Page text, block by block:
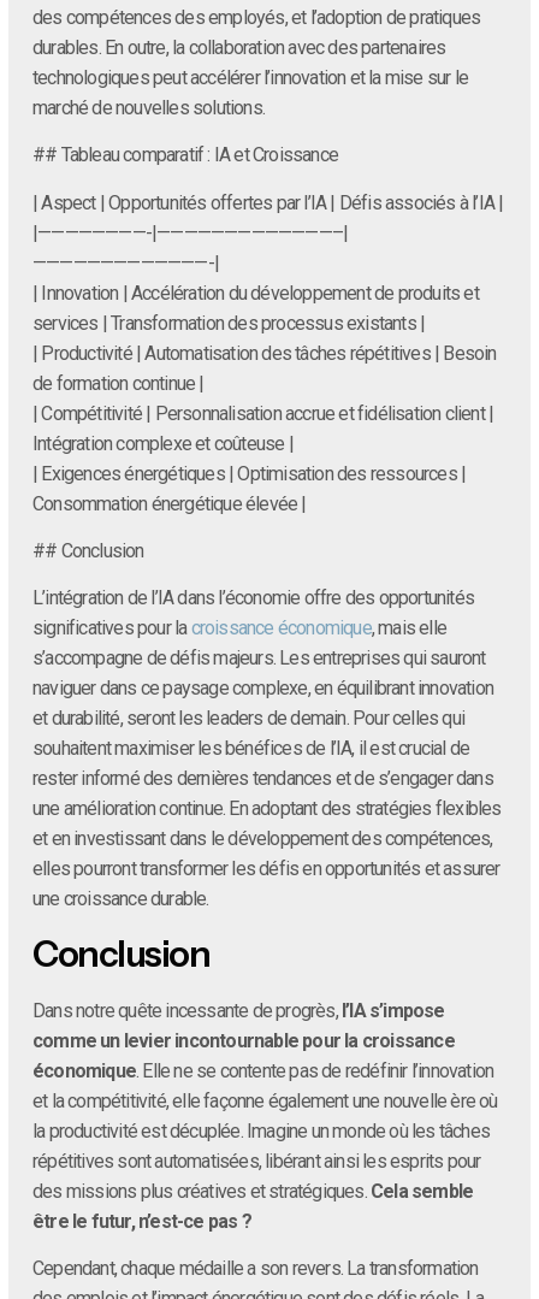
des compétences des employés, et l’adoption de pratiques
durables. En outre, la collaboration avec des partenaires
technologiques peut accélérer l’innovation et la mise sur le
marché de nouvelles solutions.
## Tableau comparatif : IA et Croissance
| Aspect | Opportunités offertes par l’IA | Défis associés à l’IA |
|————————-|—————————————–|
—————————————-|
| Innovation | Accélération du développement de produits et
services | Transformation des processus existants |
| Productivité | Automatisation des tâches répétitives | Besoin
de formation continue |
| Compétitivité | Personnalisation accrue et fidélisation client |
Intégration complexe et coûteuse |
| Exigences énergétiques | Optimisation des ressources |
Consommation énergétique élevée |
## Conclusion
L’intégration de l’IA dans l’économie offre des opportunités
significatives pour lacroissance économique, mais elle
s’accompagne de défis majeurs. Les entreprises qui sauront
naviguer dans ce paysage complexe, en équilibrant innovation
et durabilité, seront les leaders de demain. Pour celles qui
souhaitent maximiser les bénéfices de l’IA, il est crucial de
rester informé des dernières tendances et de s’engager dans
une amélioration continue. En adoptant des stratégies flexibles
et en investissant dans le développement des compétences,
elles pourront transformer les défis en opportunités et assurer
une croissance durable.
Conclusion
Dans notre quête incessante de progrès, l’IA s’impose
comme un levier incontournable pour la croissance
économique. Elle ne se contente pas de redéfinir l’innovation
et la compétitivité, elle façonne également une nouvelle ère où
la productivité est décuplée. Imagine un monde où les tâches
répétitives sont automatisées, libérant ainsi les esprits pour
des missions plus créatives et stratégiques. Cela semble
être le futur, n’est-ce pas ?
Cependant, chaque médaille a son revers. La transformation